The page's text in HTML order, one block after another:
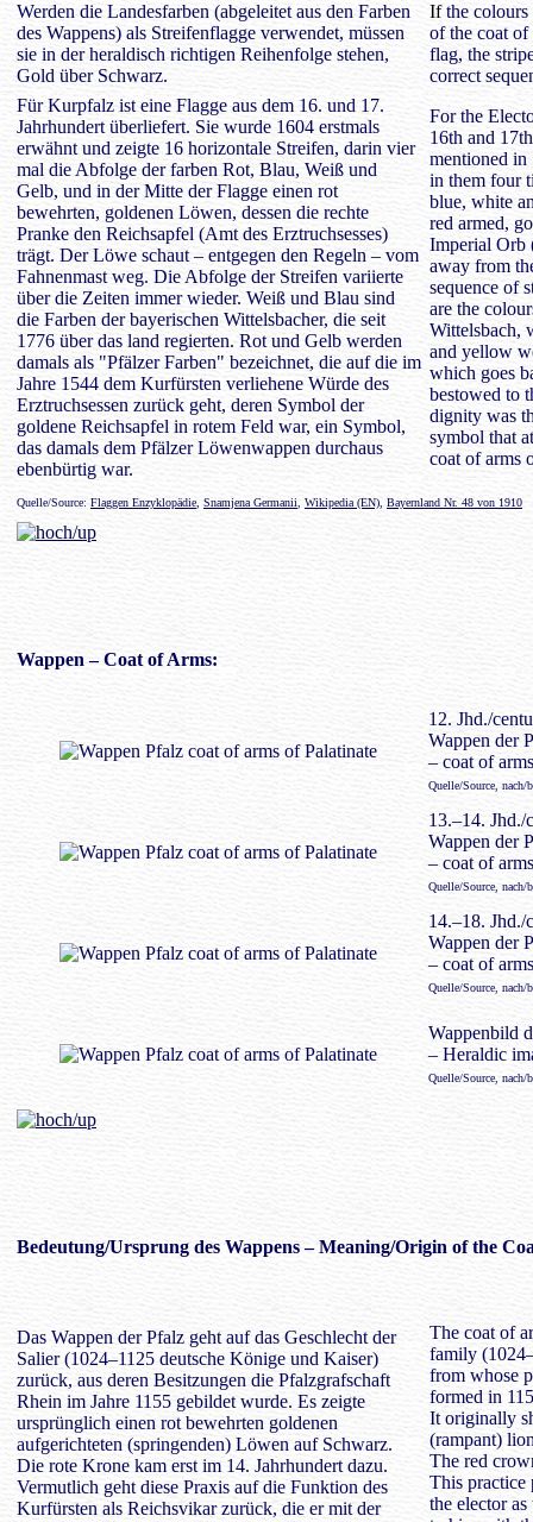
Werden die Landesfarben (abgeleitet aus den Farben
des Wappens) als Streifenflagge verwendet, müssen
sie in der heraldisch richtigen Reihenfolge stehen,
Gold über Schwarz.
Ifthe colours
of the coat of
flag, the
correct
Für Kurpfalz ist eine Flagge aus dem 16. und 17.
Jahrhundert überliefert. Sie wurde 1604 erstmals
erwähnt und zeigte 16 horizontale Streifen, darin vier
mal die Abfolge der farben Rot, Blau, Weiß und
Gelb, und in der Mitte der Flagge einen rot
bewehrten, goldenen Löwen, dessen die rechte
Pranke den Reichsapfel (Amt des Erztruchsesses)
trägt. Der Löwe schaut – entgegen den Regeln – vom
Fahnenmast weg. Die Abfolge der Streifen variierte
über die Zeiten immer wieder. Weiß und Blau sind
die Farben der bayerischen Wittelsbacher, die seit
1776 über das land regierten. Rot und Gelb werden
damals als "Pfälzer Farben" bezeichnet, die auf die im
Jahre 1544 dem Kurfürsten verliehene Würde des
Erztruchsessen zurück geht, deren Symbol der
goldene Reichsapfel in rotem Feld war, ein Symbol,
das damals dem Pfälzer Löwenwappen durchaus
ebenbürtig war.
For the
16th and
mentioned in
in them four
blue, white
red armed,
Imperial Orb
away from
sequence of
are the
Wittelsbach,
and yellow
which goes
bestowed to
dignity was
symbol that
coat of arms
Quelle/Source: Flaggen Enzyklopädie Snamjena Germanii Wikipedia (EN) Bayernland Nr. 48 von 1910
Wappen – Coat of Arms:
12. Jhd./
Wappen der
– coat of
Quelle/Source,
13.–14. Jhd./
Wappen der
– coat of
Quelle/Source,
14.–18. Jhd./
Wappen der
– coat of
Quelle/Source,
Wappenbild
– Heraldic
Quelle/Source,
Bedeutung/Ursprung des Wappens– Meaning/Origin of the
Das Wappen der Pfalz geht auf das Geschlecht der
Salier (1024–1125 deutsche Könige und Kaiser)
zurück, aus deren Besitzungen die Pfalzgrafschaft
Rhein im Jahre 1155 gebildet wurde. Es zeigte
ursprünglich einen rot bewehrten goldenen
aufgerichteten (springenden) Löwen auf Schwarz.
Die rote Krone kam erst im 14. Jahrhundert dazu.
Vermutlich geht diese Praxis auf die Funktion des
Kurfürsten als Reichsvikar zurück, die er mit der
The coat of
family
from whose
formed in
It originally
(rampant)
The red
This practice
the elector